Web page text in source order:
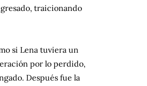
traicionando
si Lena tuviera un
por lo perdido,
Después fue la